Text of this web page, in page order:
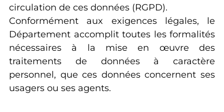
circulation de ces données (RGPD).
Conformément aux exigences légales, le
Département accomplit toutes les formalités
nécessaires à la mise en œuvre des
traitements de données à caractère
personnel, que ces données concernent ses
usagers ou ses agents.